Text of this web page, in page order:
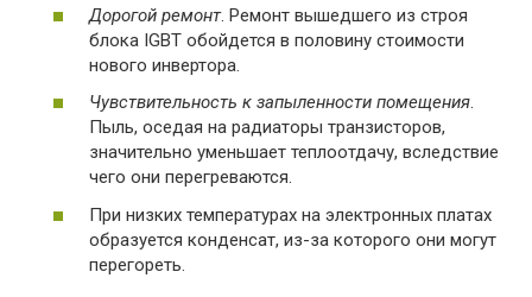
Дорогой ремонт. Ремонт вышедшего из строя
блока IGBT обойдется в половину стоимости
нового инвертора.
Чувствительность к запыленности помещения.
Пыль, оседая на радиаторы транзисторов,
значительно уменьшает теплоотдачу, вследствие
чего они перегреваются.
При низких температурах на электронных платах
образуется конденсат, из-за которого они могут
перегореть.